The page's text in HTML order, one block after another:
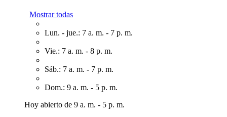
Mostrar todas
Lun. - jue.: 7 a. m. - 7 p. m.
Vie.: 7 a. m. - 8 p. m.
Sáb.: 7 a. m. - 7 p. m.
Dom.: 9 a. m. - 5 p. m.
Hoy abierto de 9 a. m. - 5 p. m.